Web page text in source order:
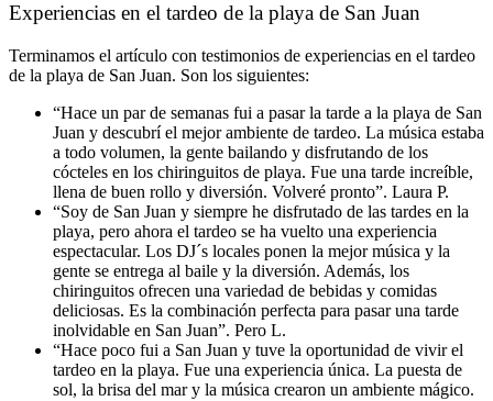
Experiencias en el tardeo de la playa de San Juan
Terminamos el artículo con testimonios de experiencias en el tardeo
de la playa de San Juan. Son los siguientes:
“Hace un par de semanas fui a pasar la tarde a la playa de San
Juan y descubrí el mejor ambiente de tardeo. La música estaba
a todo volumen, la gente bailando y disfrutando de los
cócteles en los chiringuitos de playa. Fue una tarde increíble,
llena de buen rollo y diversión. Volveré pronto”. Laura P.
“Soy de San Juan y siempre he disfrutado de las tardes en la
playa, pero ahora el tardeo se ha vuelto una experiencia
espectacular. Los DJ´s locales ponen la mejor música y la
gente se entrega al baile y la diversión. Además, los
chiringuitos ofrecen una variedad de bebidas y comidas
deliciosas. Es la combinación perfecta para pasar una tarde
inolvidable en San Juan”. Pero L.
“Hace poco fui a San Juan y tuve la oportunidad de vivir el
tardeo en la playa. Fue una experiencia única. La puesta de
sol, la brisa del mar y la música crearon un ambiente mágico.